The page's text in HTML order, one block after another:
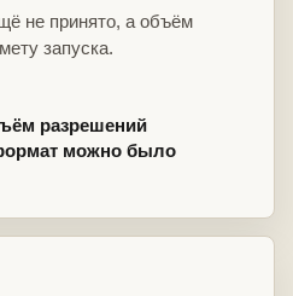
не принято, а объём
запуска.
разрешений
можно было